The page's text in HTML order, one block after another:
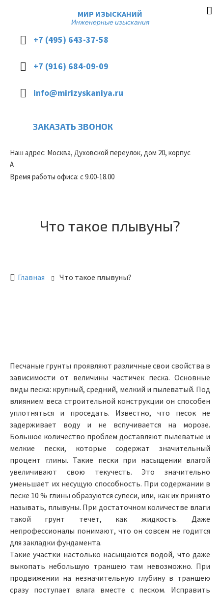
МИР ИЗЫСКАНИЙ
Инженерные изыскания
+7 (495) 643-37-58
+7 (916) 684-09-09
info@mirizyskaniya.ru
ЗАКАЗАТЬ ЗВОНОК
Наш адрес: Москва, Духовской переулок, дом 20, корпус
А
Время работы офиса: с 9.00-18.00
Что такое плывуны?
Главная Что такое плывуны?
Песчаные грунты проявляют различные свои свойства в
зависимости от величины частичек песка. Основные
виды песка: крупный, средний, мелкий и пылеватый. Под
влиянием веса строительной конструкции он способен
уплотняться и проседать. Известно, что песок не
задерживает воду и не вспучивается на морозе.
Большое количество проблем доставляют пылеватые и
мелкие пески, которые содержат значительный
процент глины. Такие пески при насыщении влагой
увеличивают свою текучесть. Это значительно
уменьшает их несущую способность. При содержании в
песке 10 % глины образуются супеси, или, как их принято
называть, плывуны. При достаточном количестве влаги
такой грунт течет, как жидкость. Даже
непрофессионалы понимают, что он совсем не годится
для закладки фундамента.
Такие участки настолько насыщаются водой, что даже
выкопать небольшую траншею там невозможно. При
продвижении на незначительную глубину в траншею
сразу поступает влага вместе с песком. Исправить